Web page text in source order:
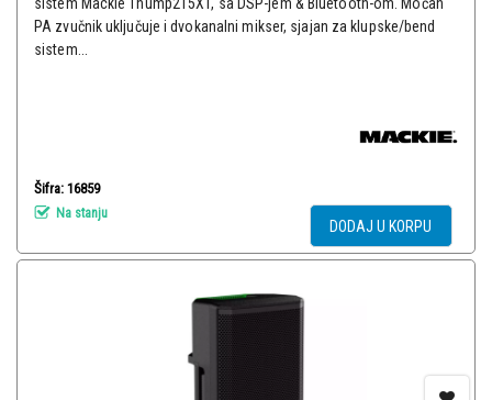
sistem Mackie Thump215XT, sa DSP-jem & Bluetooth-om. Moćan
PA zvučnik uključuje i dvokanalni mikser, sjajan za klupske/bend
sistem...
Šifra: 16859
Na stanju
DODAJ U KORPU